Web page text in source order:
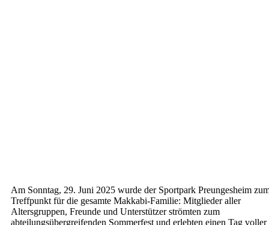
Am Sonntag, 29. Juni 2025 wurde der Sportpark Preungesheim
Treffpunkt für die gesamte Makkabi-Familie: Mitglieder aller
Altersgruppen, Freunde und Unterstützer strömten zum
abteilungsübergreifenden Sommerfest und erlebten einen Tag voller